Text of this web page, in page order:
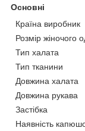
Основні
Країна виробник
Розмір жіночого
Тип халата
Тип тканини
Довжина халата
Довжина рукава
Застібка
Наявність